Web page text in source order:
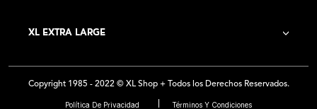
Contacto
Preguntas Frecuentes
XL EXTRA LARGE
Historia de la Empresa
Copyright 1985 - 2022 © XL Shop + Todos los Derechos Reservados.
Política De Privacidad Términos Y Condiciones